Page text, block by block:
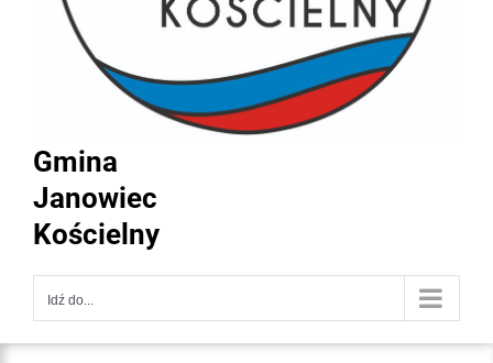
Gmina
Janowiec
Kościelny
Idź do...